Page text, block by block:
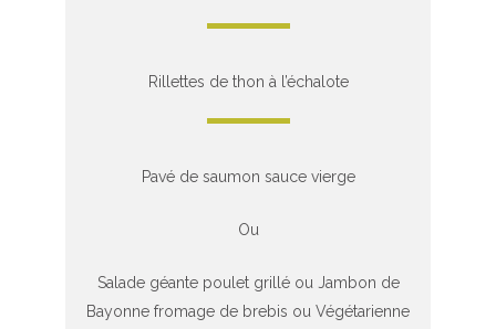
Rillettes de thon à l’échalote
Pavé de saumon sauce vierge
Ou
Salade géante poulet grillé ou Jambon de
Bayonne fromage de brebis ou Végétarienne